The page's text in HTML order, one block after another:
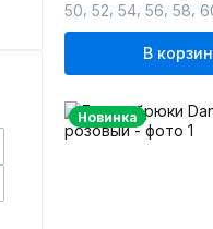
50 52 54 56 58
В
Новинка